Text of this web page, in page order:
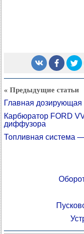
« Предыдущие статьи
Главная дозирующая
Карбюратор FORD
диффузора
Топливная система